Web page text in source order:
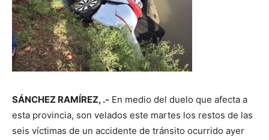
SÁNCHEZ RAMÍREZ, .- En medio del duelo que afecta a
esta provincia, son velados este martes los restos de las
seis víctimas de un accidente de tránsito ocurrido ayer